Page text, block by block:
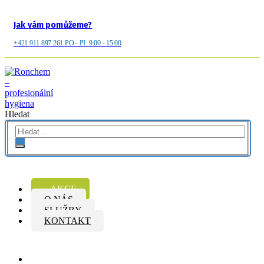
Jak vám pomůžeme?
+421 911 897 261 PO - PI: 9:00 - 15:00
Hledat
AKCE
O NÁS
SLUŽBY
KONTAKT